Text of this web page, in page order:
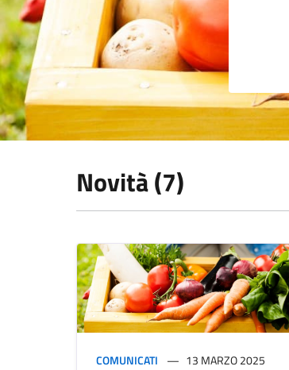
Novità (7)
COMUNICATI 13 MARZO 2025